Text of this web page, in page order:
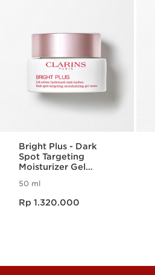
Bright Plus - Dark
Spot Targeting
Moisturizer Gel
50 ml
Rp 1.320.000